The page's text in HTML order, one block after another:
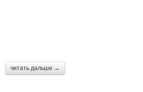
читать дальше →